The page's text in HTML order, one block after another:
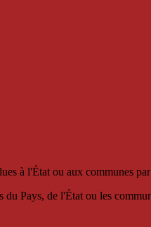
à l'État ou aux communes
du Pays, de l'État ou les